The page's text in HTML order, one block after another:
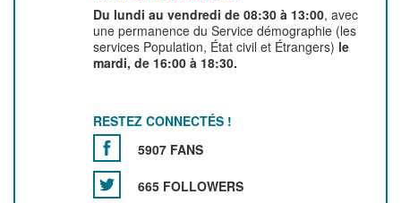
Du lundi au vendredi de 08:30 à 13:00, avec
une permanence du Service démographie (les
services Population, État civil et Étrangers) le
mardi, de 16:00 à 18:30.
RESTEZ CONNECTÉS !
5907 FANS
665 FOLLOWERS